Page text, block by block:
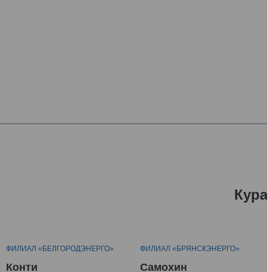
ФИЛИАЛ «БЕЛГОРОДЭНЕРГО»
Конти
ФИЛИАЛ «БРЯНСКЭНЕРГО»
Самохин